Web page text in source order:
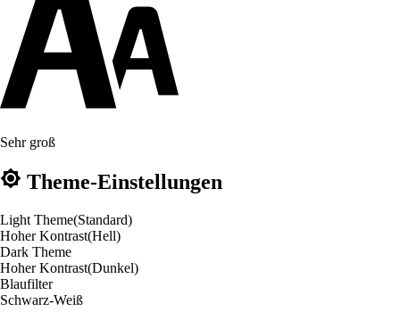
Sehr groß
Theme-Einstellungen
Light Theme(Standard)
Hoher Kontrast(Hell)
Dark Theme
Hoher Kontrast(Dunkel)
Blaufilter
Schwarz-Weiß